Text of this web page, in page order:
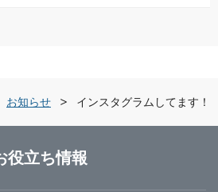
高松
お知らせ インスタグラムしてます！
役立ち情報